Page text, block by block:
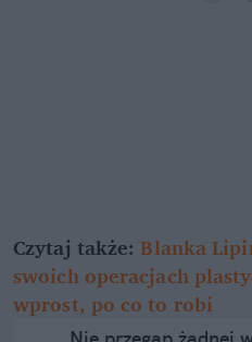
Czytaj także: Blanka
swoich operacjach
wprost, po co to robi